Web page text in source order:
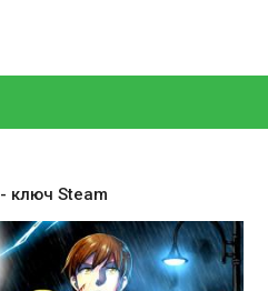
- ключ Steam